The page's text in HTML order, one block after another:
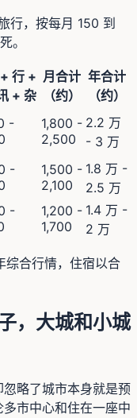
行，按每月 150 到
。
行 +
+ 杂
月合计
（约）
年合计
（约）
-
1,800 -
2,500
2.2 万
- 3 万
-
1,500 -
2,100
1.8 万 -
2.5 万
-
1,200 -
1,700
1.4 万 -
2 万
合行情，住宿以合
，大城和小城
略了城市本身就是预
市中心和住在一座中